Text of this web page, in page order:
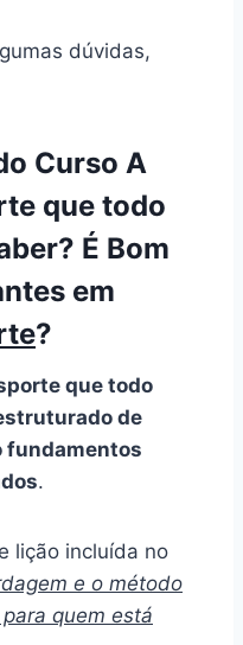
dúvidas,
Curso A
que todo
É Bom
em
?
que todo
de
fundamentos
.
lição incluída no
e o método
quem está